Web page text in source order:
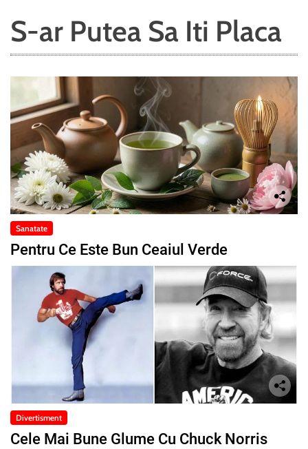
S-ar Putea Sa Iti Placa
Sanatate
Pentru Ce Este Bun Ceaiul Verde
Divertisment
Cele Mai Bune Glume Cu Chuck Norris